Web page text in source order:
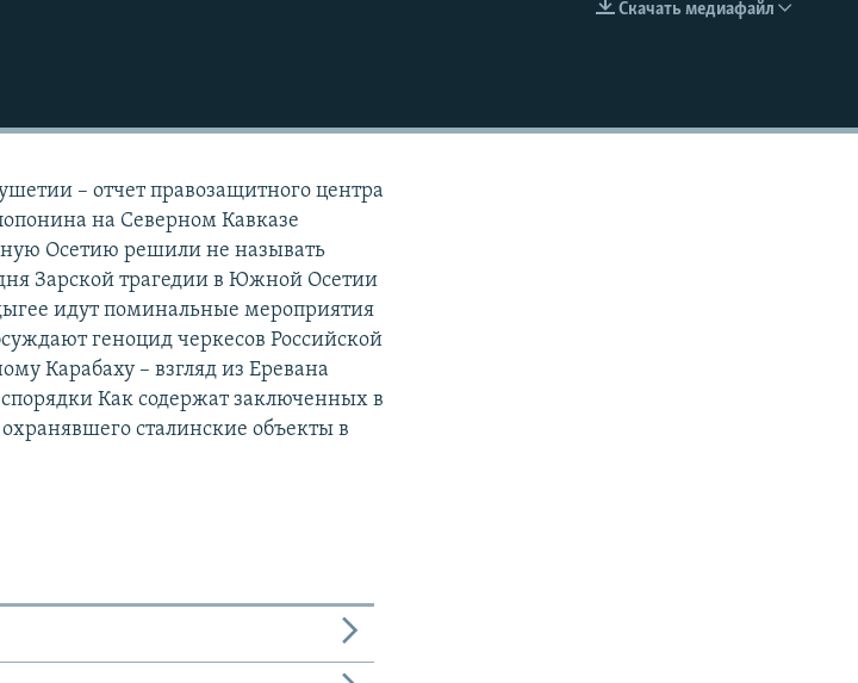
EMBED
Скачать медиафайл
– отчет правозащитного центра
на Северном Кавказе
Осетию решили не называть
Зарской трагедии в Южной Осетии
идут поминальные мероприятия
геноцид черкесов Российской
Карабаху – взгляд из Еревана
Как содержат заключенных в
сталинские объекты в